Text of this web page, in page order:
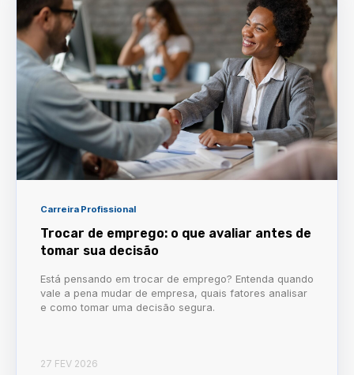
Carreira Profissional
Trocar de emprego: o que avaliar antes de
tomar sua decisão
Está pensando em trocar de emprego? Entenda quando
vale a pena mudar de empresa, quais fatores analisar
e como tomar uma decisão segura.
27 FEV 2026